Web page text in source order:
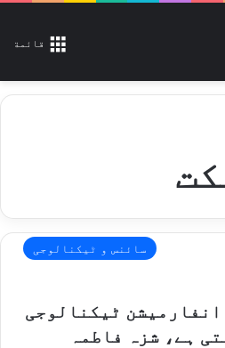
قائمة
سائنس و ٹیکنالوجی
ٹیکنالوجی
ہے، شزہ فاطمہ